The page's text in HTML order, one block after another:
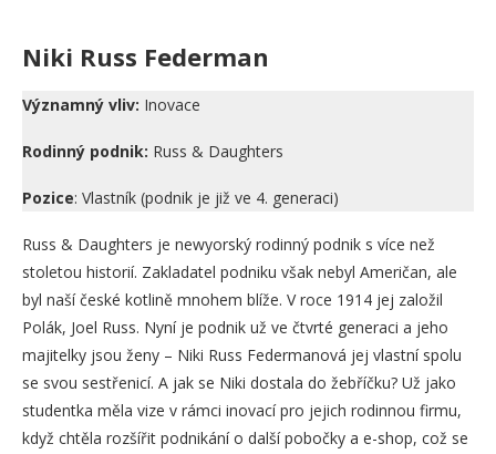
Niki Russ Federman
Významný vliv: Inovace
Rodinný podnik: Russ & Daughters
Pozice: Vlastník (podnik je již ve 4. generaci)
Russ & Daughters je newyorský rodinný podnik s více než
stoletou historií. Zakladatel podniku však nebyl Američan, ale
byl naší české kotlině mnohem blíže. V roce 1914 jej založil
Polák, Joel Russ. Nyní je podnik už ve čtvrté generaci a jeho
majitelky jsou ženy – Niki Russ Federmanová jej vlastní spolu
se svou sestřenicí. A jak se Niki dostala do žebříčku? Už jako
studentka měla vize v rámci inovací pro jejich rodinnou firmu,
když chtěla rozšířit podnikání o další pobočky a e-shop, což se